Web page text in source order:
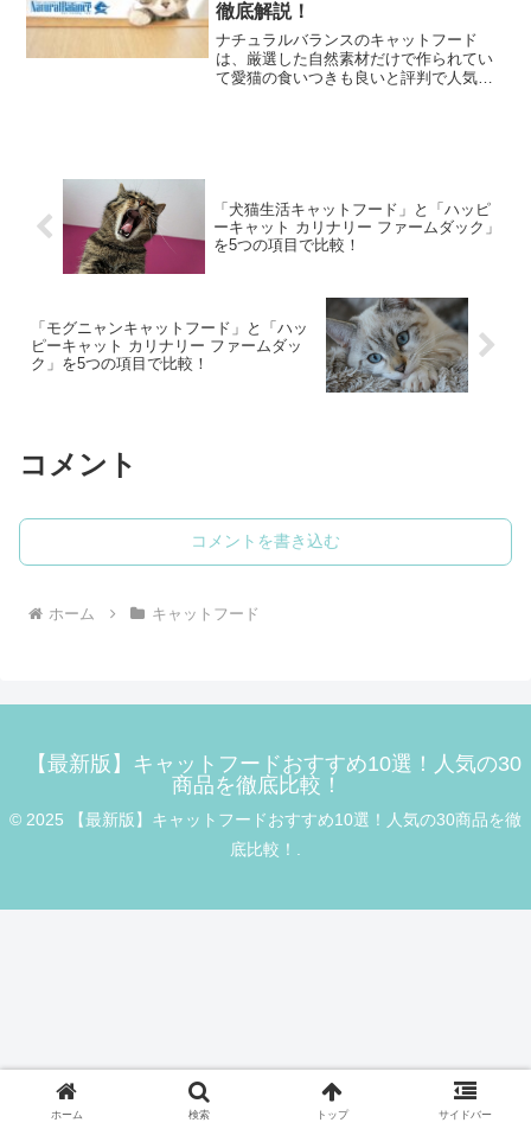
徹底解説！
ナチュラルバランスのキャットフード
は、厳選した自然素材だけで作られてい
て愛猫の食いつきも良いと評判で人気で
「犬猫生活キャットフード」と「ハッピ
ーキャット カリナリー ファームダック」
を5つの項目で比較！
「モグニャンキャットフード」と「ハッ
ピーキャット カリナリー ファームダッ
ク」を5つの項目で比較！
コメント
コメントを書き込む
ホーム キャットフード
【最新版】キャットフードおすすめ10選！人気の30
商品を徹底比較！
© 2025 【最新版】キャットフードおすすめ10選！人気の30商品を徹
底比較！.
ホーム 検索 トップ サイドバー